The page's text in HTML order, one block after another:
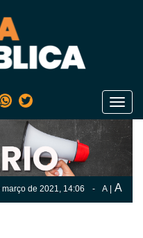
março de 2021, 14:06 - A A